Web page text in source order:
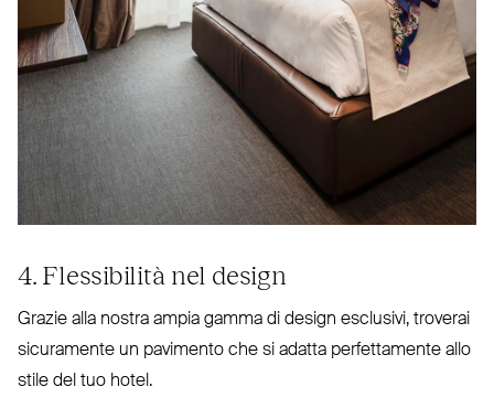
4. Flessibilità nel design
Grazie alla nostra ampia gamma di design esclusivi, troverai
sicu­ramente un pavimento che si adatta per­fet­tamente allo
stile del tuo hotel.